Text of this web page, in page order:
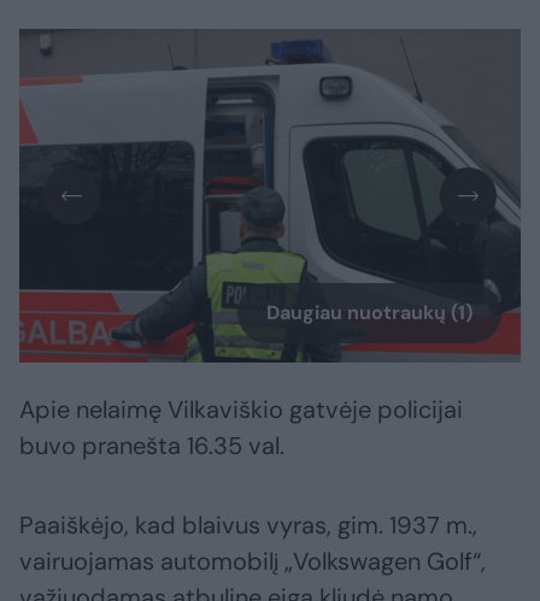
Daugiau nuotraukų (1)
Apie nelaimę Vilkaviškio gatvėje policijai
buvo pranešta 16.35 val.
Paaiškėjo, kad blaivus vyras, gim. 1937 m.,
vairuojamas automobilį „Volkswagen Golf“,